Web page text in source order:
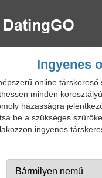
Ingyenes
online
minden
házasságra
be a szükséges
ingyenes